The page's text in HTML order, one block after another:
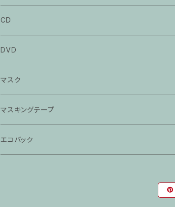
「粗忽の釘」
「茶の湯」
「落語教育委員会」
「死神」
「目黒のさんま」
「猫の皿」
「芝浜」
「らくだ」
CD
立川談春CD
立川談笑CD
春風亭百栄CD
春風亭一之輔CD
DVD
マスク
マスキングテープ
エコバック